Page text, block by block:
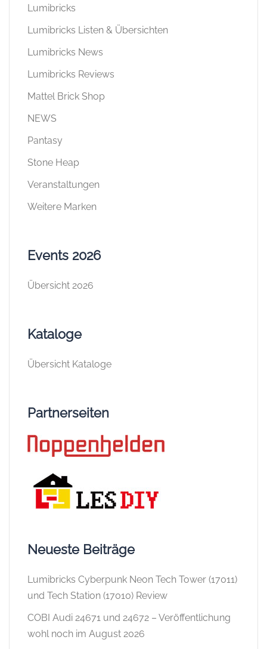
Lumibricks
Lumibricks Listen & Übersichten
Lumibricks News
Lumibricks Reviews
Mattel Brick Shop
NEWS
Pantasy
Stone Heap
Veranstaltungen
Weitere Marken
Events 2026
Übersicht 2026
Kataloge
Übersicht Kataloge
Partnerseiten
Neueste Beiträge
Lumibricks Cyberpunk Neon Tech Tower (17011)
und Tech Station (17010) Review
COBI Audi 24671 und 24672 – Veröffentlichung
wohl noch im August 2026